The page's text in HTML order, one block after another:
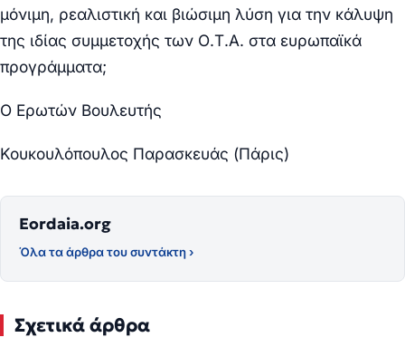
μόνιμη, ρεαλιστική και βιώσιμη λύση για την κάλυψη
της ιδίας συμμετοχής των Ο.Τ.Α. στα ευρωπαϊκά
προγράμματα;
Ο Ερωτών Βουλευτής
Κουκουλόπουλος Παρασκευάς (Πάρις)
Eordaia.org
Όλα τα άρθρα του συντάκτη ›
Σχετικά άρθρα